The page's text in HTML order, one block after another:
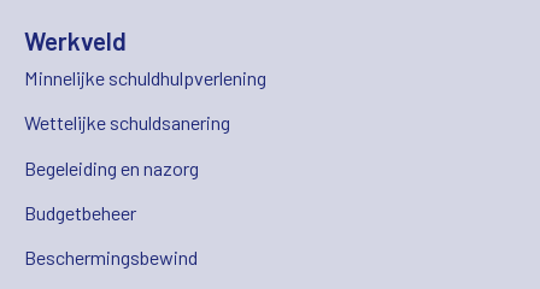
Werkveld
Minnelijke schuldhulpverlening
Wettelijke schuldsanering
Begeleiding en nazorg
Budgetbeheer
Beschermingsbewind